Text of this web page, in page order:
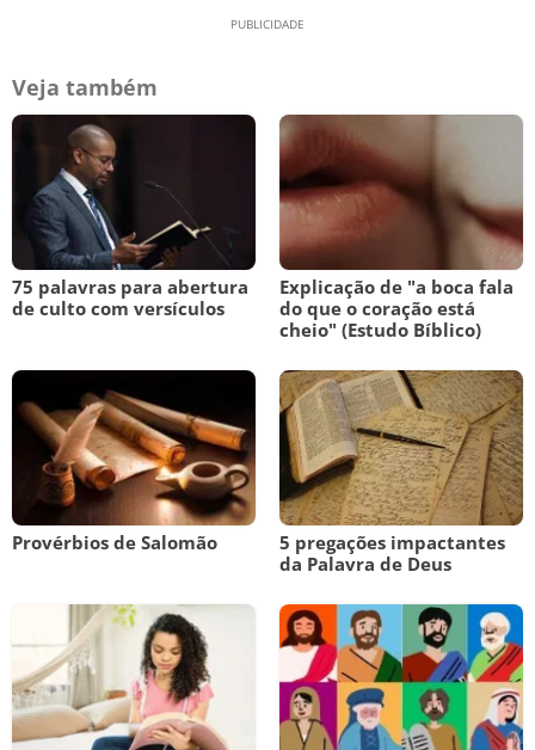
Veja também
75 palavras para abertura
de culto com versículos
Explicação de "a boca fala
do que o coração está
cheio" (Estudo Bíblico)
Provérbios de Salomão
5 pregações impactantes
da Palavra de Deus